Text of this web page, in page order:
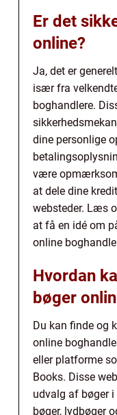
Er det
online?
Ja, det er
især fra
boghandlere.
dine personlige
være
at dele dine
websteder. Læs
at få en idé om
online
Hvordan
bøger
Du kan finde og
online
eller platforme
Books. Disse
udvalg af bøger i
bøger, lydbøger